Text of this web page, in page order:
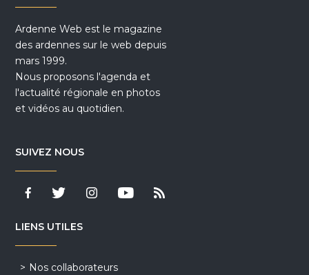
Ardenne Web est le magazine
des ardennes sur le web depuis
mars 1999.
Nous proposons l'agenda et
l'actualité régionale en photos
et vidéos au quotidien.
SUIVEZ NOUS
LIENS UTILES
Nos collaborateurs